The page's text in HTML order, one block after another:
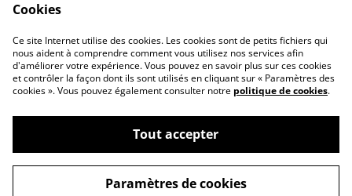
Politique de
confidentialité
Cookie
©2026Création Indiana57
Cookies
Ce site Internet utilise des cookies. Les cookies sont de petits fichiers qui
nous aident à comprendre comment vous utilisez nos services afin
d'améliorer votre expérience. Vous pouvez en savoir plus sur ces cookies
et contrôler la façon dont ils sont utilisés en cliquant sur « Paramètres des
cookies ». Vous pouvez également consulter notre politique de cookies.
Tout accepter
Paramètres de cookies